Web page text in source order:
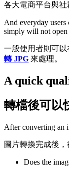
各大電商平台與社
And everyday users
simply will not open
一般使用者則可
轉 JPG 來處理。
A quick
轉檔後可以
After converting an
圖片轉換完成後
Does the